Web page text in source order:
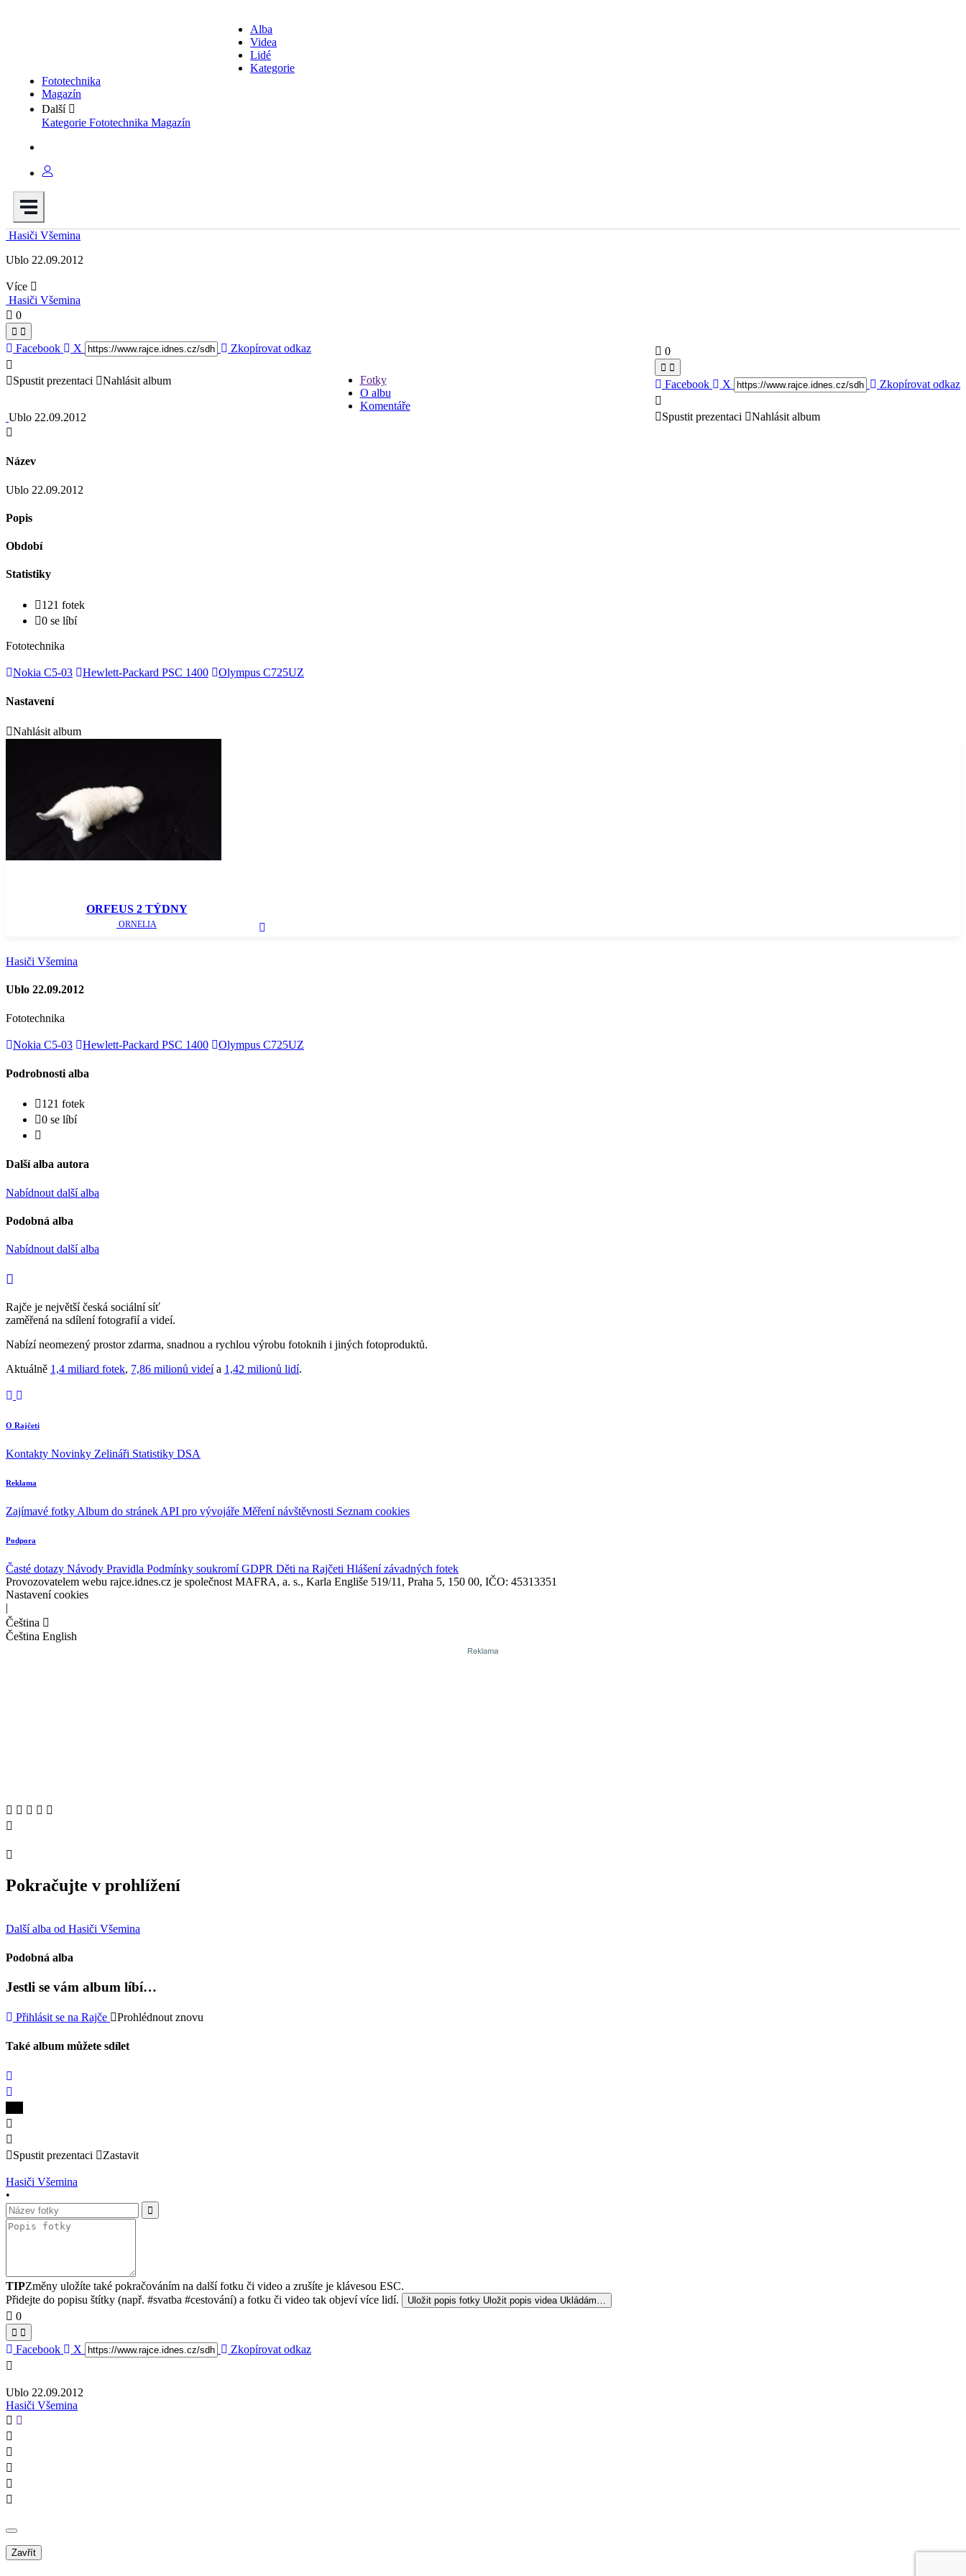
Alba
Videa
Lidé
Kategorie
Fototechnika
Magazín
Další
Kategorie Fototechnika Magazín
Hasiči Všemina
Ublo 22.09.2012
Více
Hasiči Všemina
0
Facebook X Zkopírovat odkaz
Spustit prezentaci Nahlásit album
Ublo 22.09.2012
Fotky
O albu
Komentáře
0
Facebook X Zkopírovat odkaz
Spustit prezentaci Nahlásit album
Název
Ublo 22.09.2012
Popis
Období
Statistiky
121 fotek
0 se líbí
Fototechnika
Nokia C5-03 Hewlett-Packard PSC 1400 Olympus C725UZ
Nastavení
Nahlásit album
ORFEUS 2 TÝDNY
ORNELIA
Hasiči Všemina
Ublo 22.09.2012
Fototechnika
Nokia C5-03 Hewlett-Packard PSC 1400 Olympus C725UZ
Podrobnosti alba
121 fotek
0 se líbí
Další alba autora
Nabídnout další alba
Podobná alba
Nabídnout další alba
Rajče je největší česká sociální síť
zaměřená na sdílení fotografií a videí.
Nabízí neomezený prostor zdarma, snadnou a rychlou výrobu fotoknih i jiných fotoproduktů.
Aktuálně 1,4 miliard fotek, 7,86 milionů videía 1,42 milionů lidí.
O Rajčeti
Kontakty Novinky Zelináři Statistiky DSA
Reklama
Zajímavé fotky Album do stránek API pro vývojáře Měření návštěvnosti Seznam cookies
Podpora
Časté dotazy Návody Pravidla Podmínky soukromíGDPR Děti na Rajčeti Hlášení závadných fotek
Provozovatelem webu rajce.idnes.cz je společnost MAFRA, a. s., Karla Engliše 519/11, Praha 5, 150 00, IČO: 45313351
Nastavení cookies
|
Čeština
Čeština English
Pokračujte v prohlížení
Další alba od Hasiči Všemina
Podobná alba
Jestli se vám album líbí…
Přihlásit se na Rajče Prohlédnout znovu
Také album můžete sdílet
Spustit prezentaci Zastavit
Hasiči Všemina
•
TIPZměny uložíte také pokračováním na další fotku či video a zrušíte je klávesou ESC.
Přidejte do popisu štítky (např. #svatba #cestování) a fotku či video tak objeví více lidí.
Uložit popis fotky Uložit popis videa Ukládám…
0
Facebook X Zkopírovat odkaz
Ublo 22.09.2012
Hasiči Všemina
Zavřít